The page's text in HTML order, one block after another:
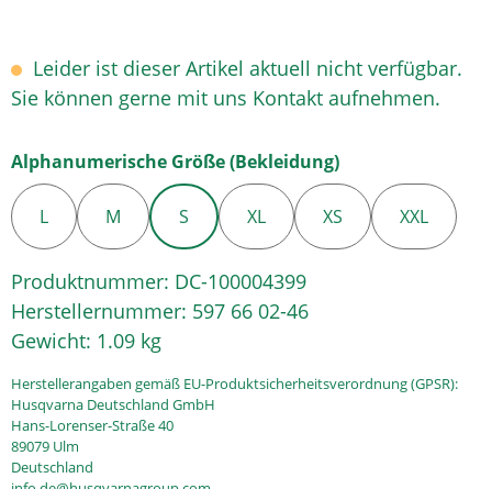
Leider ist dieser Artikel aktuell nicht verfügbar.
Sie können gerne mit uns Kontakt aufnehmen.
Alphanumerische Größe (Bekleidung)auswählen
L M S XL XS XXL
Produktnummer: DC-100004399
Herstellernummer: 597 66 02-46
Gewicht: 1.09 kg
Herstellerangaben gemäß EU-Produktsicherheitsverordnung (GPSR):
Husqvarna Deutschland GmbH
Hans-Lorenser-Straße 40
89079 Ulm
Deutschland